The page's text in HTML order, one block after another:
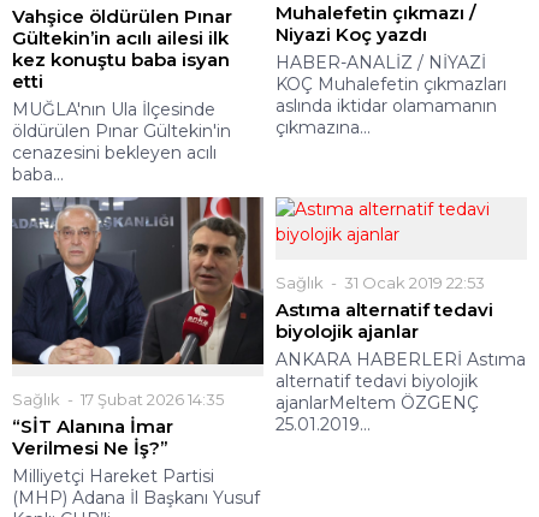
Vahşice öldürülen Pınar
Gültekin’in acılı ailesi ilk
kez konuştu baba isyan
etti
MUĞLA'nın Ula İlçesinde
öldürülen Pınar Gültekin'in
cenazesini bekleyen acılı
baba...
Muhalefetin çıkmazı /
Niyazi Koç yazdı
HABER-ANALİZ / NİYAZİ
KOÇ Muhalefetin çıkmazları
aslında iktidar olamamanın
çıkmazına...
Sağlık 17 Şubat 2026 14:35
“SİT Alanına İmar
Verilmesi Ne İş?”
Milliyetçi Hareket Partisi
(MHP) Adana İl Başkanı Yusuf
Sağlık 31 Ocak 2019 22:53
Astıma alternatif tedavi
biyolojik ajanlar
ANKARA HABERLERİ Astıma
alternatif tedavi biyolojik
ajanlarMeltem ÖZGENÇ
25.01.2019...